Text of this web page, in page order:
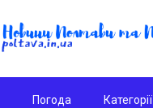
Погода Категорії